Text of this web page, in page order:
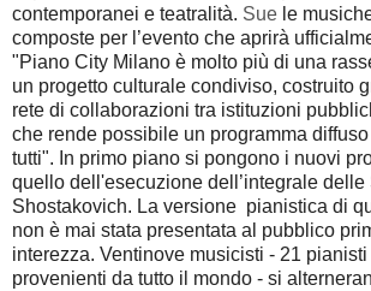
contemporanei e teatralità. Sue le
composte per l’evento che aprirà
"Piano City Milano è molto più di una
un progetto culturale condiviso, costruito
rete di collaborazioni tra istituzioni
che rende possibile un programma
tutti". In primo piano si pongono i nuovi
quello dell'esecuzione dell ’integrale
Shostakovich. La versione pianistica di
non è mai stata presentata al pubblico
interezza. Ventinove musicisti - 21
provenienti da tutto il mondo - si